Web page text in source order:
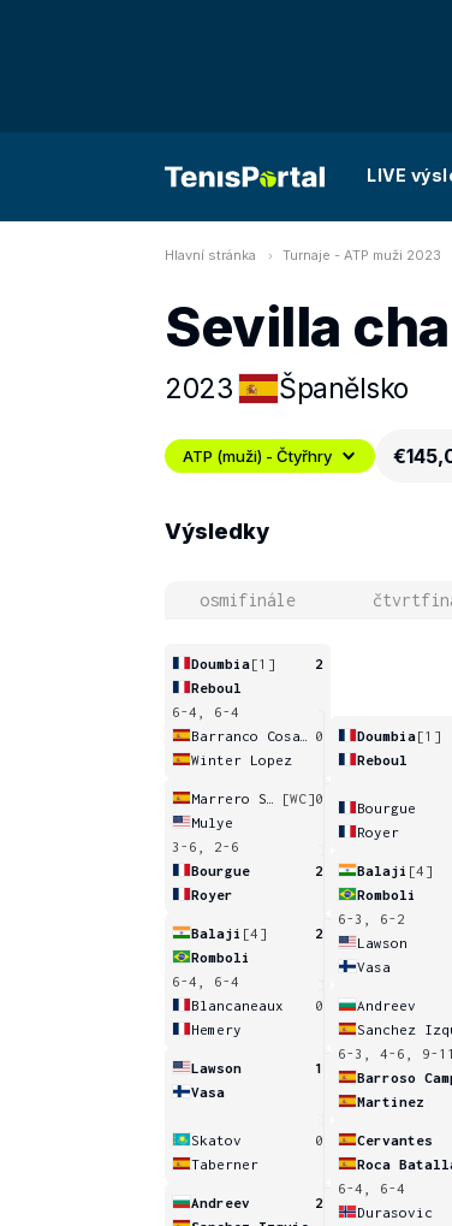
LIVE
Hlavní stránka Turnaje - ATP muži 2023
Sevilla
2023 Španělsko
ATP (muži) - Čtyřhry
Výsledky
osmifinále
Doumbia[1]
2
Reboul
6-4, 6-4
0
Winter Lopez
[WC]0
Mulye
3-6, 2-6
Bourgue
2
Royer
Balaji [4]
2
Romboli
6-4, 6-4
Blancaneaux
0
Hemery
Lawson
1
Vasa
Skatov
0
Taberner
Andreev
2
Doumbia[1]
Reboul
Bourgue
Royer
Balaji [4]
Romboli
6-3, 6-2
Lawson
Vasa
Andreev
6-3, 4-6, 9-11
Barroso
Martinez
Cervantes
Roca
6-4, 6-4
Durasovic